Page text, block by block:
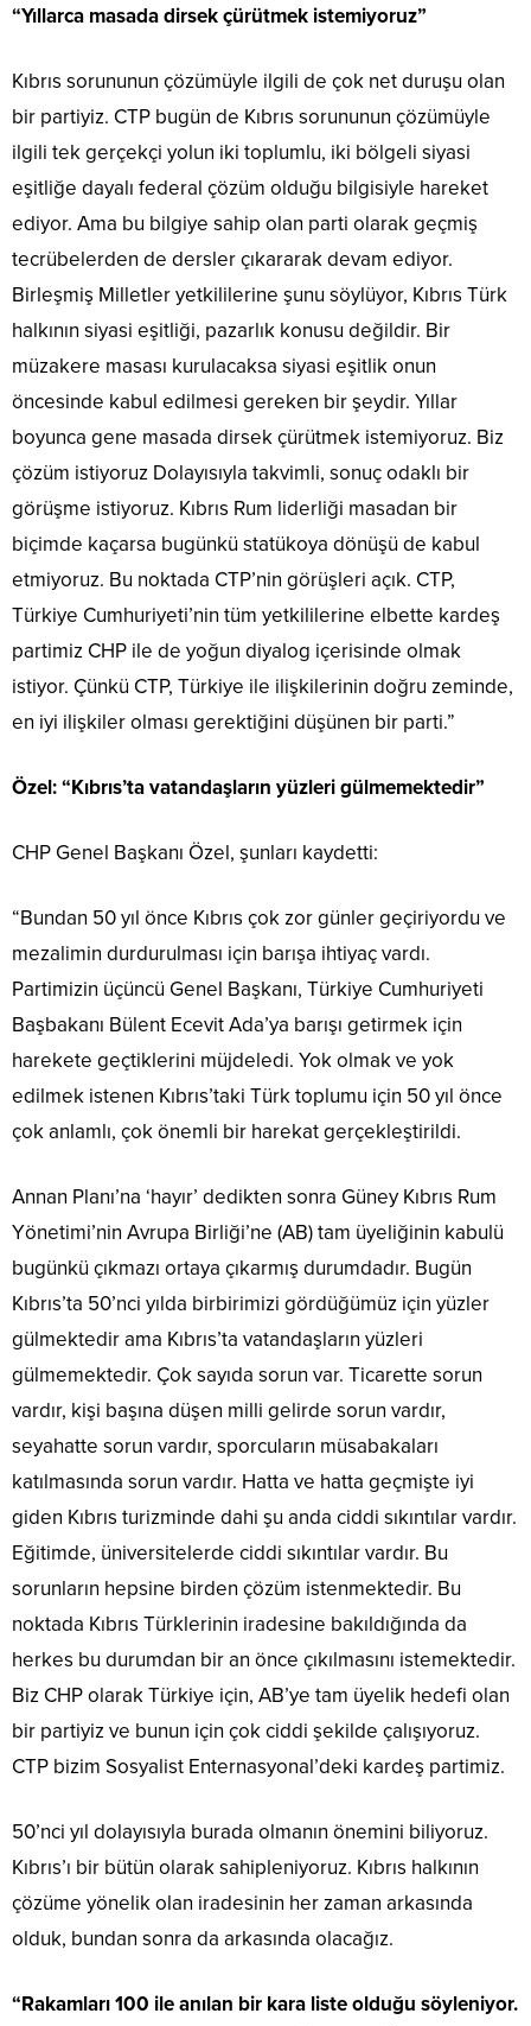
“Yıllarca masada dirsek çürütmek istemiyoruz”
Kıbrıs sorununun çözümüyle ilgili de çok net duruşu olan
bir partiyiz. CTP bugün de Kıbrıs sorununun çözümüyle
ilgili tek gerçekçi yolun iki toplumlu, iki bölgeli siyasi
eşitliğe dayalı federal çözüm olduğu bilgisiyle hareket
ediyor. Ama bu bilgiye sahip olan parti olarak geçmiş
tecrübelerden de dersler çıkararak devam ediyor.
Birleşmiş Milletler yetkililerine şunu söylüyor, Kıbrıs Türk
halkının siyasi eşitliği, pazarlık konusu değildir. Bir
müzakere masası kurulacaksa siyasi eşitlik onun
öncesinde kabul edilmesi gereken bir şeydir. Yıllar
boyunca gene masada dirsek çürütmek istemiyoruz. Biz
çözüm istiyoruz Dolayısıyla takvimli, sonuç odaklı bir
görüşme istiyoruz. Kıbrıs Rum liderliği masadan bir
biçimde kaçarsa bugünkü statükoya dönüşü de kabul
etmiyoruz. Bu noktada CTP’nin görüşleri açık. CTP,
Türkiye Cumhuriyeti’nin tüm yetkililerine elbette kardeş
partimiz CHP ile de yoğun diyalog içerisinde olmak
istiyor. Çünkü CTP, Türkiye ile ilişkilerinin doğru zeminde,
en iyi ilişkiler olması gerektiğini düşünen bir parti.”
Özel: “Kıbrıs’ta vatandaşların yüzleri gülmemektedir”
CHP Genel Başkanı Özel, şunları kaydetti:
“Bundan 50 yıl önce Kıbrıs çok zor günler geçiriyordu ve
mezalimin durdurulması için barışa ihtiyaç vardı.
Partimizin üçüncü Genel Başkanı, Türkiye Cumhuriyeti
Başbakanı Bülent Ecevit Ada’ya barışı getirmek için
harekete geçtiklerini müjdeledi. Yok olmak ve yok
edilmek istenen Kıbrıs’taki Türk toplumu için 50 yıl önce
çok anlamlı, çok önemli bir harekat gerçekleştirildi.
Annan Planı’na ‘hayır’ dedikten sonra Güney Kıbrıs Rum
Yönetimi’nin Avrupa Birliği’ne (AB) tam üyeliğinin kabulü
bugünkü çıkmazı ortaya çıkarmış durumdadır. Bugün
Kıbrıs’ta 50’nci yılda birbirimizi gördüğümüz için yüzler
gülmektedir ama Kıbrıs’ta vatandaşların yüzleri
gülmemektedir. Çok sayıda sorun var. Ticarette sorun
vardır, kişi başına düşen milli gelirde sorun vardır,
seyahatte sorun vardır, sporcuların müsabakaları
katılmasında sorun vardır. Hatta ve hatta geçmişte iyi
giden Kıbrıs turizminde dahi şu anda ciddi sıkıntılar vardır.
Eğitimde, üniversitelerde ciddi sıkıntılar vardır. Bu
sorunların hepsine birden çözüm istenmektedir. Bu
noktada Kıbrıs Türklerinin iradesine bakıldığında da
herkes bu durumdan bir an önce çıkılmasını istemektedir.
Biz CHP olarak Türkiye için, AB’ye tam üyelik hedefi olan
bir partiyiz ve bunun için çok ciddi şekilde çalışıyoruz.
CTP bizim Sosyalist Enternasyonal’deki kardeş partimiz.
50’nci yıl dolayısıyla burada olmanın önemini biliyoruz.
Kıbrıs’ı bir bütün olarak sahipleniyoruz. Kıbrıs halkının
çözüme yönelik olan iradesinin her zaman arkasında
olduk, bundan sonra da arkasında olacağız.
“Rakamları 100 ile anılan bir kara liste olduğu söyleniyor.